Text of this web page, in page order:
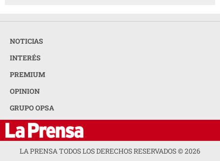
NOTICIAS
INTERÉS
PREMIUM
OPINION
GRUPO OPSA
LA PRENSA TODOS LOS DERECHOS RESERVADOS ©2026